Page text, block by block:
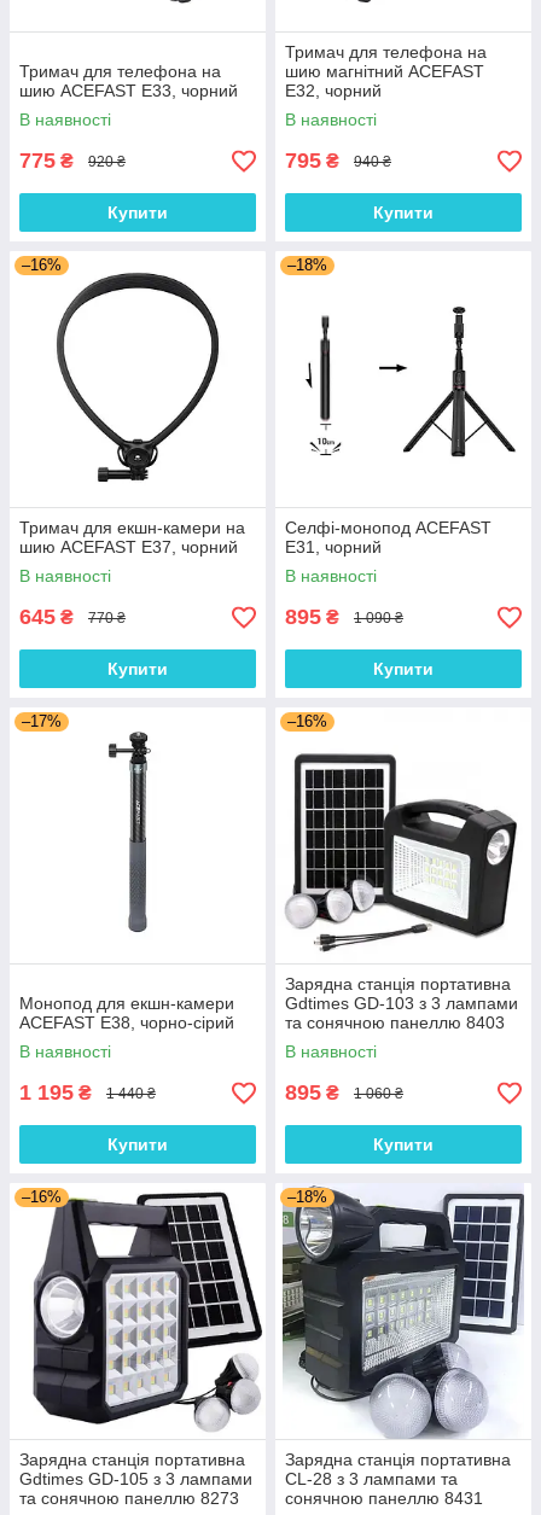
Тримач для телефона на
шию ACEFAST E33, чорний
В наявності
775 ₴ 920 ₴
Купити
Тримач для телефона на
шию магнітний ACEFAST
E32, чорний
В наявності
795 ₴ 940 ₴
Купити
–16%
Тримач для екшн-камери на
шию ACEFAST E37, чорний
В наявності
645 ₴ 770 ₴
Купити
–18%
Селфі-монопод ACEFAST
E31, чорний
В наявності
895 ₴ 1 090 ₴
Купити
–17%
Монопод для екшн-камери
ACEFAST E38, чорно-сірий
В наявності
1 195 ₴ 1 440 ₴
Купити
–16%
Зарядна станція портативна
Gdtimes GD-103 з 3 лампами
та сонячною панеллю 8403
В наявності
895 ₴ 1 060 ₴
Купити
–16%
Зарядна станція портативна
Gdtimes GD-105 з 3 лампами
та сонячною панеллю 8273
–18%
Зарядна станція портативна
CL-28 з 3 лампами та
сонячною панеллю 8431